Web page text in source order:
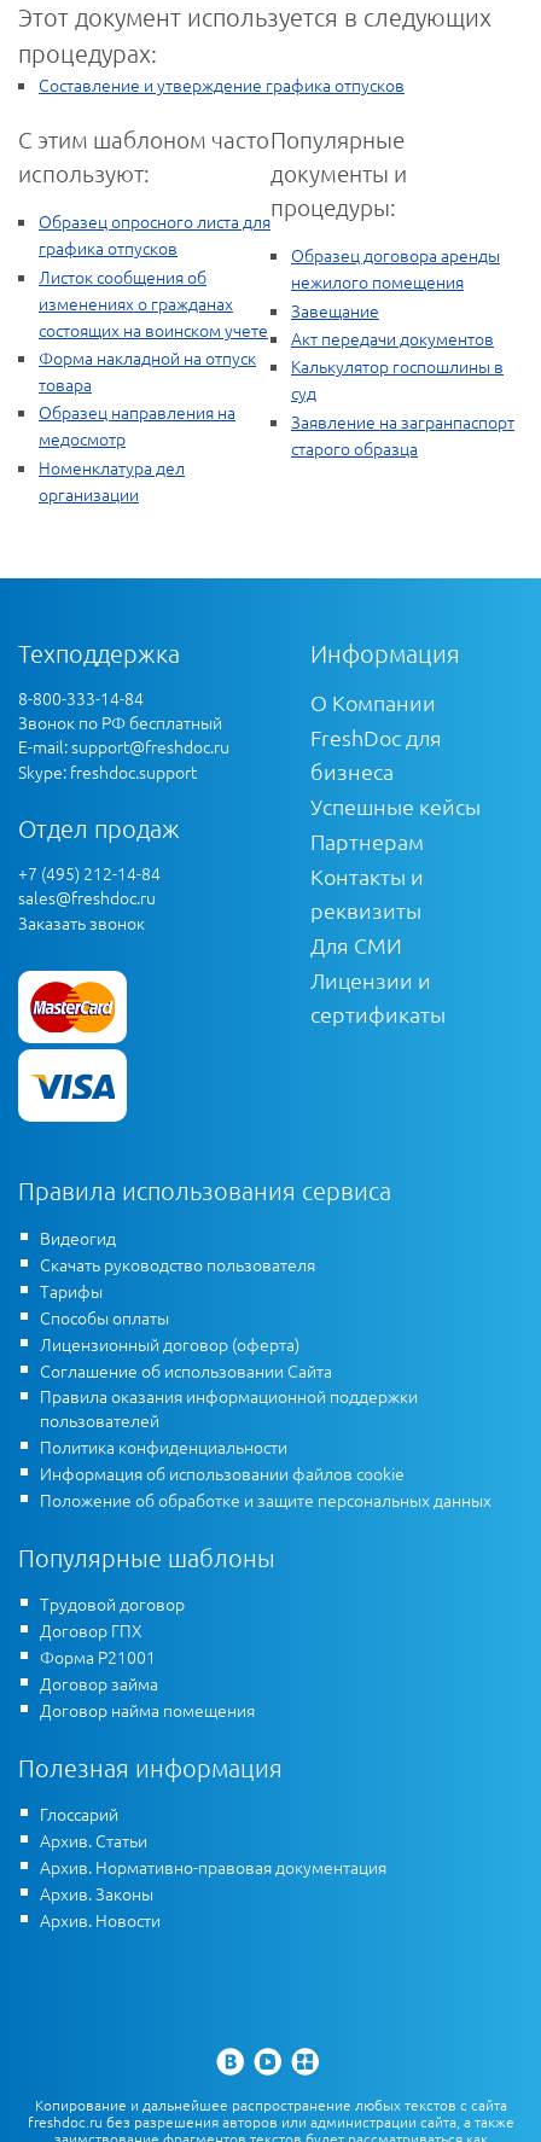
Этот документ используется в следующих
процедурах:
Составление и утверждение графика отпусков
С этим шаблоном часто
используют:
Образец опросного листа для
графика отпусков
Листок сообщения об
изменениях о гражданах
состоящих на воинском учете
Форма накладной на отпуск
товара
Образец направления на
медосмотр
Номенклатура дел
организации
Популярные
документы и
процедуры:
Образец договора аренды
нежилого помещения
Завещание
Акт передачи документов
Калькулятор госпошлины в
суд
Заявление на загранпаспорт
старого образца
Техподдержка
8-800-333-14-84
Звонок по РФ бесплатный
E-mail:support@freshdoc.ru
Skype: freshdoc.support
Отдел продаж
+7 (495) 212-14-84
sales@freshdoc.ru
Заказать звонок
Информация
О Компании
FreshDoc для
бизнеса
Успешные кейсы
Партнерам
Контакты и
реквизиты
Для СМИ
Лицензии и
сертификаты
Правила использования сервиса
Видеогид
Скачать руководство пользователя
Тарифы
Способы оплаты
Лицензионный договор (оферта)
Соглашение об использовании Сайта
Правила оказания информационной поддержки
пользователей
Политика конфиденциальности
Информация об использовании файлов cookie
Положение об обработке и защите персональных данных
Популярные шаблоны
Трудовой договор
Договор ГПХ
Форма Р21001
Договор займа
Договор найма помещения
Полезная информация
Глоссарий
Архив. Статьи
Архив. Нормативно-правовая документация
Архив. Законы
Архив. Новости
Копирование и дальнейшее распространение любых текстов с сайта
freshdoc.ru без разрешения авторов или администрации сайта, а также
заимствование фрагментов текстов будет рассматриваться как